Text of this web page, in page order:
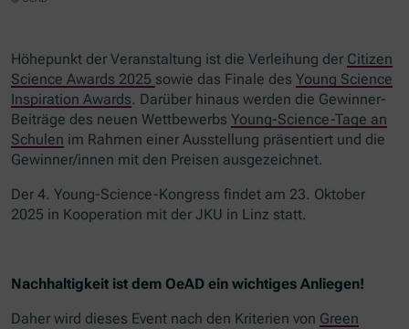
Höhepunkt der Veranstaltung ist die Verleihung der Citizen
Science Awards 2025 sowie das Finale desYoung Science
Inspiration Awards. Darüber hinaus werden die Gewinner-
Beiträge des neuen WettbewerbsYoung-Science-Tage an
Schulen im Rahmen einer Ausstellung präsentiert und die
Gewinner/innen mit den Preisen ausgezeichnet.
Der 4. Young-Science-Kongress findet am 23. Oktober
2025 in Kooperation mit der JKU in Linz statt.
Nachhaltigkeit ist dem OeAD ein wichtiges Anliegen!
Daher wird dieses Event nach den Kriterien von Green